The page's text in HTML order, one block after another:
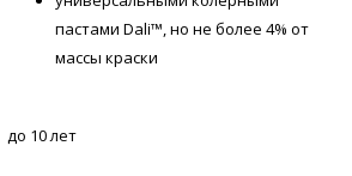
пастами Dali™, но не более 4% от
массы краски
до 10 лет